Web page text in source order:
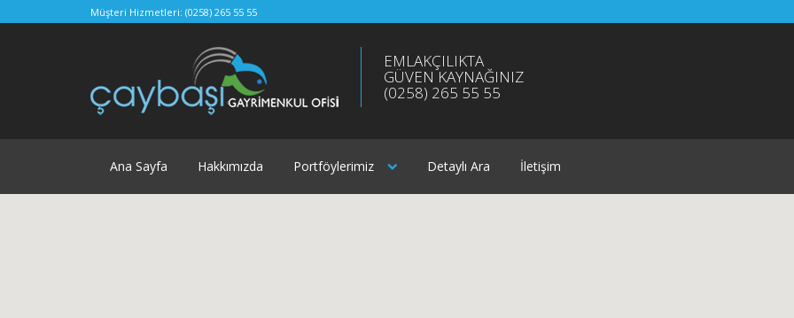
Müşteri Hizmetleri: (0258) 265 55 55
EMLAKÇILIKTA
GÜVEN KAYNAĞINIZ
(0258) 265 55 55
Ana Sayfa Hakkımızda Portföylerimiz Detaylı Ara İletişim